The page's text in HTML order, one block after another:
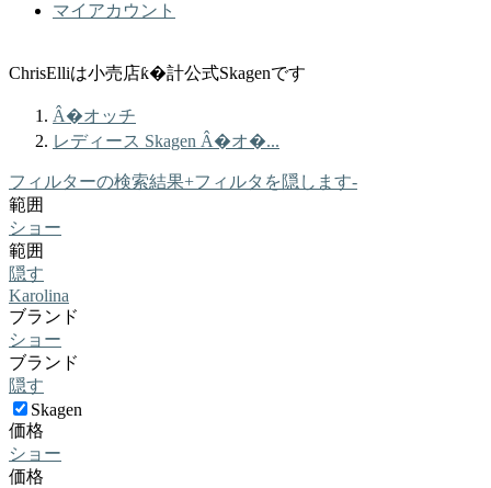
マイアカウント
ChrisElliは小売店ƙ�計公式Skagenです
Â�オッチ
レディース Skagen Â�オ�...
フィルターの検索結果+フィルタを隠します-
範囲
ショー
範囲
隠す
Karolina
ブランド
ショー
ブランド
隠す
Skagen
価格
ショー
価格